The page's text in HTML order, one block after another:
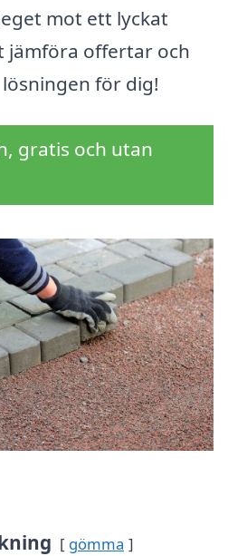
mot ett lyckat
jämföra offertar och
för dig!
gratis och utan
gömma